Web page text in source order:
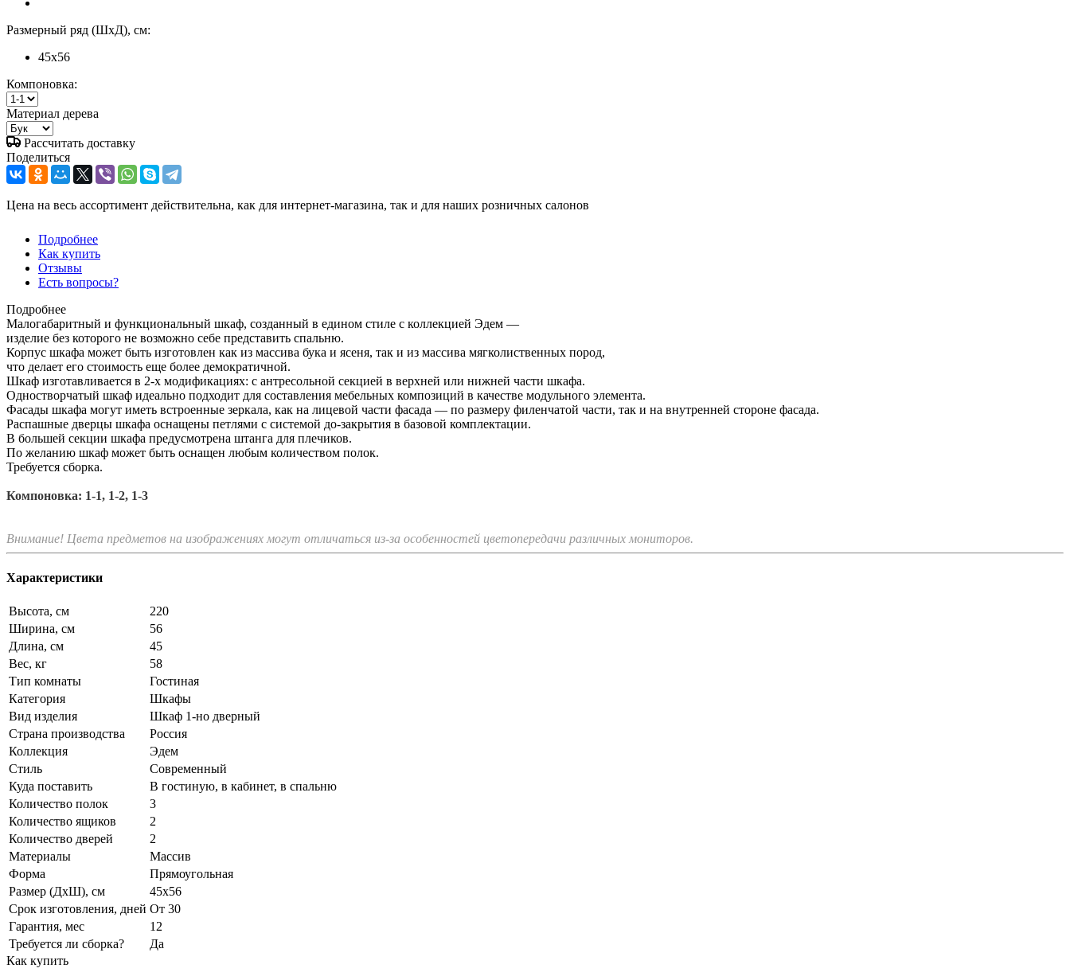
Размерный ряд (ШхД), см:
45x56
Компоновка:
Материал дерева
Рассчитать доставку
Поделиться
Цена на весь ассортимент действительна, как для интернет-магазина, так и для наших розничных салонов
Подробнее
Как купить
Отзывы
Есть вопросы?
Подробнее
Малогабаритный и функциональный шкаф, созданный в едином стиле с коллекцией Эдем —
изделие без которого не возможно себе представить спальню.
Корпус шкафа может быть изготовлен как из массива бука и ясеня, так и из массива мягколиственных пород,
что делает его стоимость еще более демократичной.
Шкаф изготавливается в 2-х модификациях: c антресольной секцией в верхней или нижней части шкафа.
Одностворчатый шкаф идеально подходит для составления мебельных композиций в качестве модульного элемента.
Фасады шкафа могут иметь встроенные зеркала, как на лицевой части фасада — по размеру филенчатой части, так и на внутренней стороне фасада.
Распашные дверцы шкафа оснащены петлями с системой до-закрытия в базовой комплектации.
В большей секции шкафа предусмотрена штанга для плечиков.
По желанию шкаф может быть оснащен любым количеством полок.
Требуется сборка.
Компоновка: 1-1, 1-2, 1-3
Внимание! Цвета предметов на изображениях могут отличаться из-за особенностей цветопередачи различных мониторов.
Характеристики
Высота, см
220
Ширина, см
56
Длина, см
45
Вес, кг
58
Тип комнаты
Гостиная
Категория
Шкафы
Вид изделия
Шкаф 1-но дверный
Страна производства
Россия
Коллекция
Эдем
Стиль
Современный
Куда поставить
В гостиную, в кабинет, в спальню
Количество полок
3
Количество ящиков
2
Количество дверей
2
Материалы
Массив
Форма
Прямоугольная
Размер (ДхШ), см
45х56
Срок изготовления, дней От 30
Гарантия, мес
12
Требуется ли сборка?
Да
Как купить